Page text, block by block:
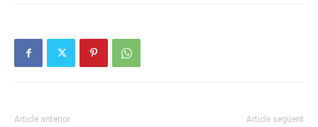
Article anterior Article següent